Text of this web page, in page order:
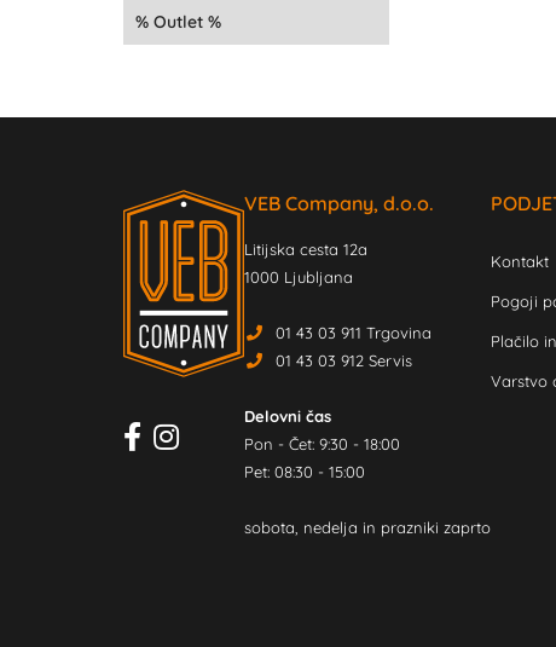
Outlet
VEB Company, d.o.o.
Litijska cesta 12a
1000 Ljubljana
01 43 03 911 Trgovina
01 43 03 912 Servis
Delovni čas
Pon - Čet: 9:30 - 18:00
Pet: 08:30 - 15:00
sobota, nedelja in prazniki zaprto
Kontakt
Pogoji
Plačilo
Varstvo